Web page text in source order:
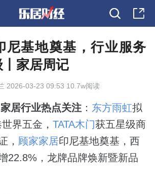
尼基地奠基，行业服务
家居周记
2026-03-23 09:53 10.7w阅读
家居行业热点关注： 东方雨虹拟
界五金， TATA木门获五星级商
， 顾家家居印尼基地奠基，西
22.8%，龙牌品牌焕新暨新品